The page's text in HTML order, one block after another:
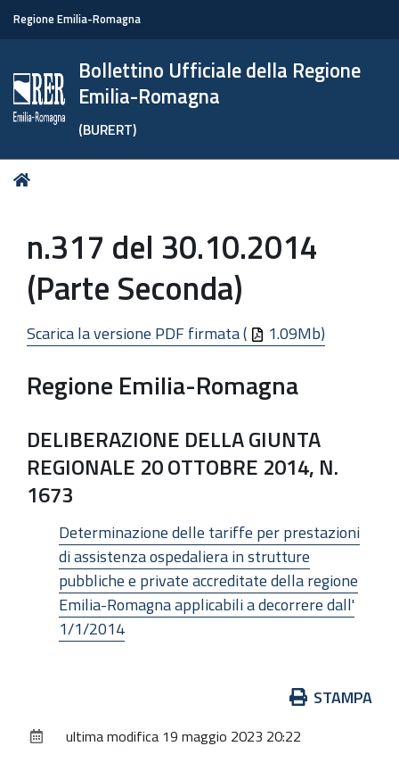
Regione Emilia-Romagna
Bollettino Ufficiale della Regione
Emilia-Romagna
(BURERT)
Tu
n.317 del 30.10.2014
(Parte Seconda)
Scarica la versione PDF firmata ( 1.09Mb)
Regione Emilia-Romagna
DELIBERAZIONE DELLA GIUNTA
REGIONALE 20 OTTOBRE 2014, N.
1673
Determinazione delle tariffe per prestazioni
di assistenza ospedaliera in strutture
pubbliche e private accreditate della regione
Emilia-Romagna applicabili a decorrere dall'
1/1/2014
documento
STAMPA
ultima modifica 19 maggio 2023 20:22